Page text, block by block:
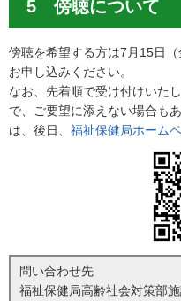
5 傍聴について
傍聴を希望する方は7月15日
お申し込みください。
なお、先着順で受け付けいた
で、ご要望に添えない場合も
は、後日、 福祉保健局ホーム
問い合わせ先
福祉保健局高齢社会対策部